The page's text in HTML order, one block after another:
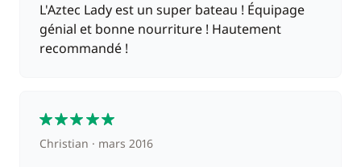
L'Aztec Lady est un super bateau ! Équipage
génial et bonne nourriture ! Hautement
recommandé !
Christian mars 2016